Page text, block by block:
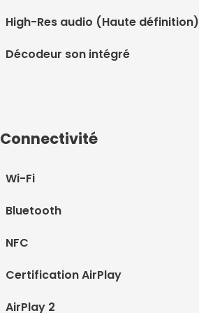
High-Res audio (Haute définition)
Décodeur son intégré
Connectivité
Wi-Fi
Bluetooth
NFC
Certification AirPlay
AirPlay 2